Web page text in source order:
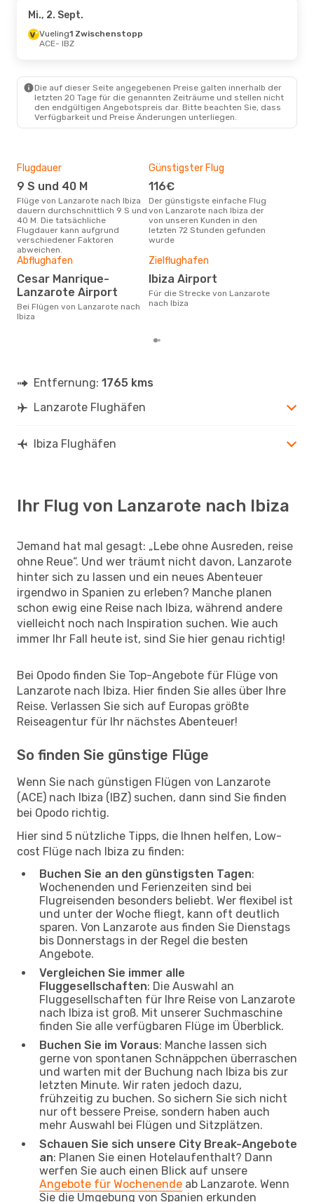
Mi., 2. Sept.
Vueling1 Zwischenstopp
ACE- IBZ
Die auf dieser Seite angegebenen Preise galten innerhalb der
letzten 20 Tage für die genannten Zeiträume und stellen nicht
den endgültigen Angebotspreis dar. Bitte beachten Sie, dass
Verfügbarkeit und Preise Änderungen unterliegen.
Flugdauer
9 S und 40 M
Flüge von Lanzarote nach Ibiza
dauern durchschnittlich 9 S und
40 M. Die tatsächliche
Flugdauer kann aufgrund
verschiedener Faktoren
abweichen.
Günstigster Flug
116€
Der günstigste einfache Flug
von Lanzarote nach Ibiza der
von unseren Kunden in den
letzten 72 Stunden gefunden
wurde
Abflughafen
Cesar Manrique-
Lanzarote Airport
Bei Flügen von Lanzarote nach
Ibiza
Zielflughafen
Ibiza Airport
Für die Strecke von Lanzarote
nach Ibiza
Entfernung: 1765 kms
Lanzarote Flughäfen
Ibiza Flughäfen
Ihr Flug von Lanzarote nach Ibiza
Jemand hat mal gesagt: „Lebe ohne Ausreden, reise
ohne Reue“. Und wer träumt nicht davon, Lanzarote
hinter sich zu lassen und ein neues Abenteuer
irgendwo in Spanien zu erleben? Manche planen
schon ewig eine Reise nach Ibiza, während andere
vielleicht noch nach Inspiration suchen. Wie auch
immer Ihr Fall heute ist, sind Sie hier genau richtig!
Bei Opodo finden Sie Top-Angebote für Flüge von
Lanzarote nach Ibiza. Hier finden Sie alles über Ihre
Reise. Verlassen Sie sich auf Europas größte
Reiseagentur für Ihr nächstes Abenteuer!
So finden Sie günstige Flüge
Wenn Sie nach günstigen Flügen von Lanzarote
(ACE) nach Ibiza (IBZ) suchen, dann sind Sie finden
bei Opodo richtig.
Hier sind 5 nützliche Tipps, die Ihnen helfen, Low-
cost Flüge nach Ibiza zu finden:
Buchen Sie an den günstigsten Tagen:
Wochenenden und Ferienzeiten sind bei
Flugreisenden besonders beliebt. Wer flexibel ist
und unter der Woche fliegt, kann oft deutlich
sparen. Von Lanzarote aus finden Sie Dienstags
bis Donnerstags in der Regel die besten
Angebote.
Vergleichen Sie immer alle
Fluggesellschaften: Die Auswahl an
Fluggesellschaften für Ihre Reise von Lanzarote
nach Ibiza ist groß. Mit unserer Suchmaschine
finden Sie alle verfügbaren Flüge im Überblick.
Buchen Sie im Voraus: Manche lassen sich
gerne von spontanen Schnäppchen überraschen
und warten mit der Buchung nach Ibiza bis zur
letzten Minute. Wir raten jedoch dazu,
frühzeitig zu buchen. So sichern Sie sich nicht
nur oft bessere Preise, sondern haben auch
mehr Auswahl bei Flügen und Sitzplätzen.
Schauen Sie sich unsere City Break-Angebote
an: Planen Sie einen Hotelaufenthalt? Dann
werfen Sie auch einen Blick auf unsere
Angebote für Wochenende ab Lanzarote. Wenn
Sie die Umgebung von Spanien erkunden